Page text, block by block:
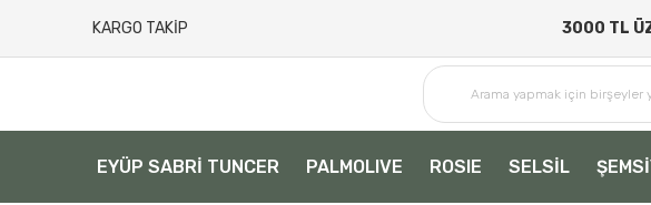
KARGO TAKİP 3000 TL
EYÜP SABRİ TUNCER PALMOLIVE ROSIE SELSİL